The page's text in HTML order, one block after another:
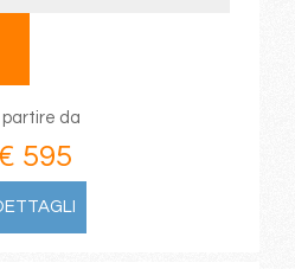
partire da
595